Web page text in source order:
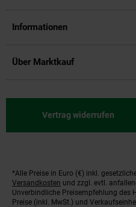
Informationen
Über Marktkauf
Vertrag widerrufen
Fußnoten
*Alle Preise in Euro (€) inkl.
Versandkosten und zzgl. evtl.
Unverbindliche Preisempfehlung des
Preise (inkl. MwSt.) und